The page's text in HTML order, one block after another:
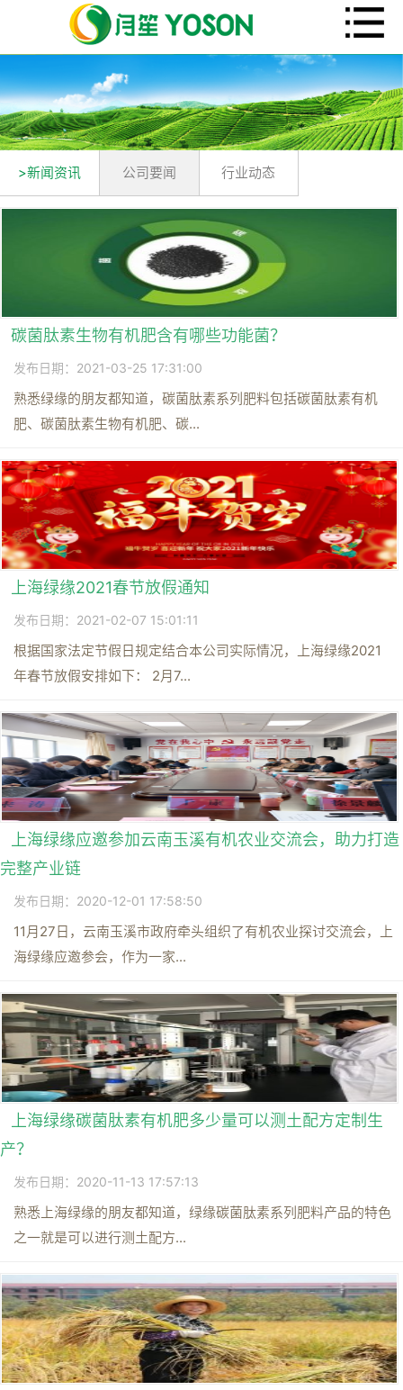
>新闻资讯 公司要闻 行业动态
碳菌肽素生物有机肥含有哪些功能菌？
发布日期：2021-03-25 17:31:00
熟悉绿缘的朋友都知道，碳菌肽素系列肥料包括碳菌肽素有机
肥、碳菌肽素生物有机肥、碳...
上海绿缘2021春节放假通知
发布日期：2021-02-07 15:01:11
根据国家法定节假日规定结合本公司实际情况，上海绿缘2021
年春节放假安排如下： 2月7...
上海绿缘应邀参加云南玉溪有机农业交流会，助力打造
完整产业链
发布日期：2020-12-01 17:58:50
11月27日，云南玉溪市政府牵头组织了有机农业探讨交流会，上
海绿缘应邀参会，作为一家...
上海绿缘碳菌肽素有机肥多少量可以测土配方定制生
产？
发布日期：2020-11-13 17:57:13
熟悉上海绿缘的朋友都知道，绿缘碳菌肽素系列肥料产品的特色
之一就是可以进行测土配方...